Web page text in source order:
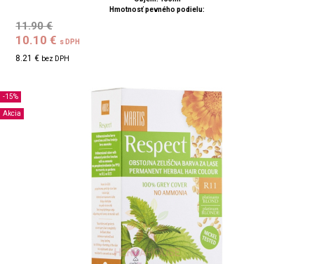
Hmotnosť pevného podielu:
11.90 €
10.10 € s DPH
8.21 € bez DPH
-15%
Akcia